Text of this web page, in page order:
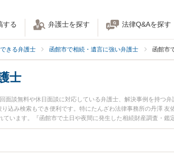
する 弁護士を探す 法律Q&Aを探す
きる弁護士 函館市で相続・遺言に強い弁護士 函館市
士
談無料や休日面談に対応している弁護士、解決事例を持つ
込み検索もでき便利です。特にたんざわ法律事務所の丹澤 友
います。『函館市で土日や夜間に発生した相続財産調査・鑑
索したい』『初回相談無料で相続財産調査・鑑定を法律相談